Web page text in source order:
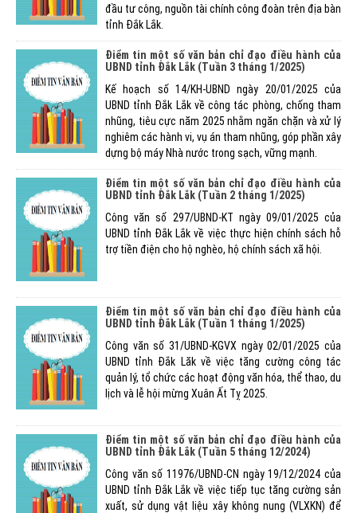
đầu tư công, nguồn tài chính công đoàn trên địa bàn
tỉnh Đắk Lắk.
Điểm tin một số văn bản chỉ đạo điều hành của
UBND tỉnh Đắk Lắk (Tuần 3 tháng 1/2025)
Kế hoạch số 14/KH-UBND ngày 20/01/2025 của
UBND tỉnh Đắk Lắk về công tác phòng, chống tham
nhũng, tiêu cực năm 2025 nhằm ngăn chặn và xử lý
nghiêm các hành vi, vụ án tham nhũng, góp phần xây
dựng bộ máy Nhà nước trong sạch, vững mạnh.
Điểm tin một số văn bản chỉ đạo điều hành của
UBND tỉnh Đắk Lắk (Tuần 2 tháng 1/2025)
Công văn số 297/UBND-KT ngày 09/01/2025 của
UBND tỉnh Đắk Lắk về việc thực hiện chính sách hỗ
trợ tiền điện cho hộ nghèo, hộ chính sách xã hội.
Điểm tin một số văn bản chỉ đạo điều hành của
UBND tỉnh Đắk Lắk (Tuần 1 tháng 1/2025)
Công văn số 31/UBND-KGVX ngày 02/01/2025 của
UBND tỉnh Đắk Lăk về việc tăng cường công tác
quản lý, tổ chức các hoạt động văn hóa, thể thao, du
lịch và lễ hội mừng Xuân Ất Tỵ 2025.
Điểm tin một số văn bản chỉ đạo điều hành của
UBND tỉnh Đắk Lắk (Tuần 5 tháng 12/2024)
Công văn số 11976/UBND-CN ngày 19/12/2024 của
UBND tỉnh Đắk Lắk về việc tiếp tục tăng cường sản
xuất, sử dụng vật liệu xây không nung (VLXKN) để